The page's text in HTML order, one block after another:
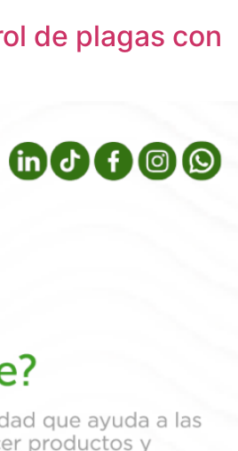
de plagas con